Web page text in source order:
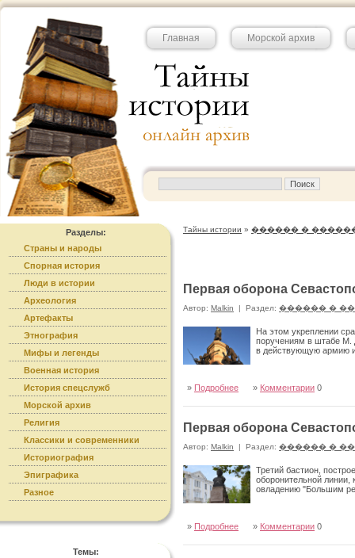
Главная Морской архив
Разделы:
Страны и народы
Спорная история
Люди в истории
Археология
Артефакты
Этнография
Мифы и легенды
Военная история
История спецслужб
Морской архив
Религия
Классики и современники
Историография
Эпиграфика
Разное
Темы:
Тайны истории » ������ �
Первая оборона
Автор: Malkin | Раздел: ������ �
На этом укреплении
поручениям в штабе М.
в действующую армию
» Подробнее » Комментарии 0
Первая оборона
Автор: Malkin | Раздел: ������ �
Третий бастион,
оборонительной
овладению "Большим
» Подробнее » Комментарии 0